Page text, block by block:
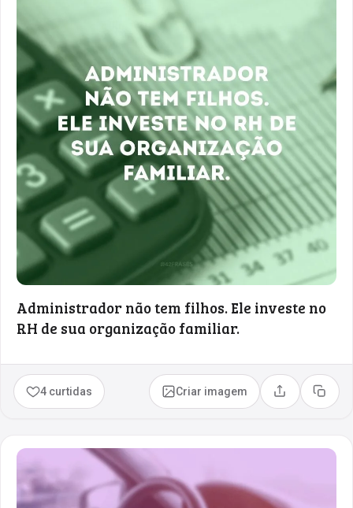
Administrador não tem filhos. Ele investe no
RH de sua organização familiar.
4 curtidas Criar imagem Compartilhar
Copiar